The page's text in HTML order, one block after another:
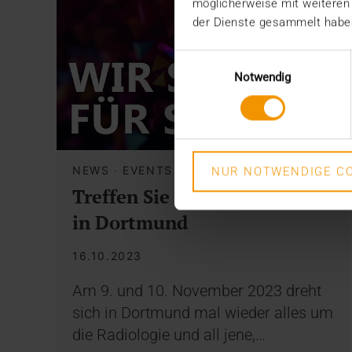
möglicherweise mit
der Dienste gesammelt
Einwilligungsauswahl
Notwendig
NUR NOTWENDIGE
NEWS · EVENTS
Treffen Sie uns auf dem RKR
in Dortmund
16.10.2023
Am 9. und 10. November 2023 dreht
sich in Dortmund mal wieder alles um
die Radiologie und all jene,…